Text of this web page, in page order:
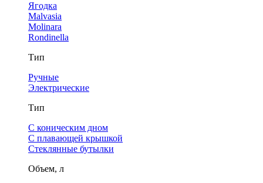
Ягодка
Malvasia
Molinara
Rondinella
Тип
Ручные
Электрические
Тип
С коническим дном
С плавающей крышкой
Стеклянные бутылки
Объем, л